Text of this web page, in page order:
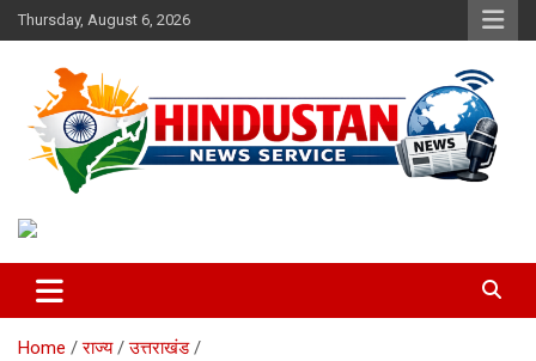
Skip
to
Thursday, August 6, 2026
Hindustan News Service
Home राज्य
उत्तराखंड